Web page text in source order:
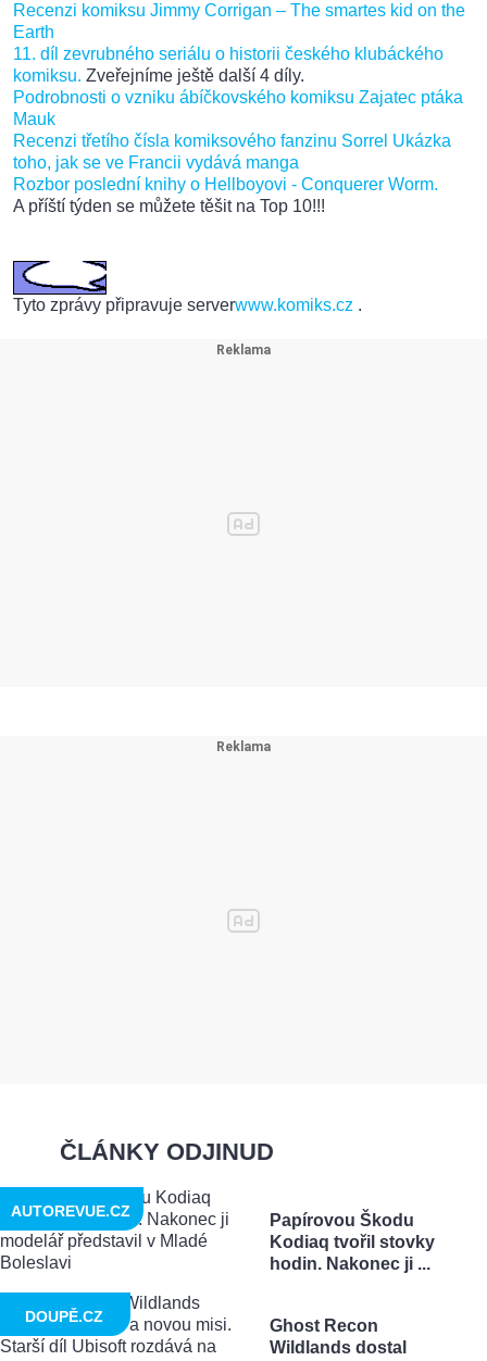
Recenzi komiksu Jimmy Corrigan – The smartes kid on the
Earth
11. díl zevrubného seriálu o historii českého klubáckého
komiksu. Zveřejníme ještě další 4 díly.
Podrobnosti o vzniku ábíčkovského komiksu Zajatec ptáka
Mauk
Recenzi třetího čísla komiksového fanzinu Sorrel Ukázka
toho, jak se ve Francii vydává manga
Rozbor poslední knihy o Hellboyovi - Conquerer Worm.
A příští týden se můžete těšit na Top 10!!!
Tyto zprávy připravuje serverwww.komiks.cz .
ČLÁNKY ODJINUD
Papírovou Škodu
Kodiaq tvořil stovky
hodin. Nakonec ji ...
AUTOREVUE.CZ
Ghost Recon
Wildlands dostal
DOUPĚ.CZ